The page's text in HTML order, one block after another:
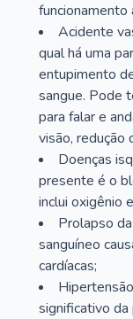
funcionamento
Acidente
qual há uma
entupimento
sangue. Pode
para falar e
visão, redução
Doenças
presente é o
inclui oxigênio
Prolapso
sanguíneo
cardíacas;
significativo da